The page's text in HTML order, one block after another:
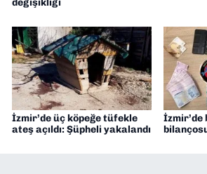
değişikliği
İzmir’de üç köpeğe tüfekle
ateş açıldı: Şüpheli yakalandı
İzmir’de